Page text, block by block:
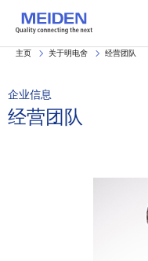
主页 关于明电舍 经营团队
企业信息
经营团队